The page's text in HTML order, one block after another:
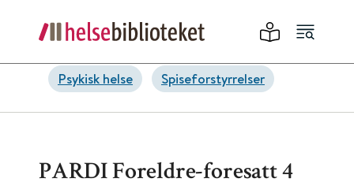
Psykisk helse Spiseforstyrrelser
PARDI Foreldre-foresatt 4